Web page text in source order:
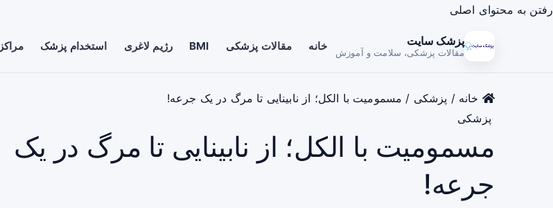
رفتن به محتوای اصلی
پزشک سایت
مقالات پزشکی، سلامت و آموزش خانه مقالات پزشکی BMI رژیم لاغری استخدام پزشک
خانه / پزشکی / مسمومیت با الکل؛ از نابینایی تا مرگ در یک جرعه!
پزشکی
مسمومیت با الکل؛ از نابینایی تا مرگ در یک
جرعه!